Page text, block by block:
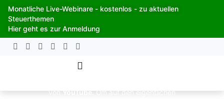
Zum
Inhalt
springen
Monatliche Live-Webinare - kostenlos - zu aktuellen
Steuerthemen
Hier geht es zur Anmeldung
vonYouTube. Um auf den eigentlichen